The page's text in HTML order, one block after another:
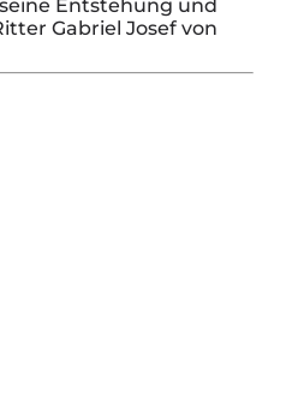
Entstehung und
Gabriel Josef von